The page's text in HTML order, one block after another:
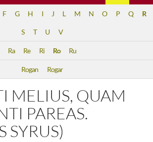
F G H I J L M N O P Q R
S T U V
Ra Re Ri Ro Ru
Rogan Rogar
MELIUS, QUAM
PAREAS.
SYRUS)